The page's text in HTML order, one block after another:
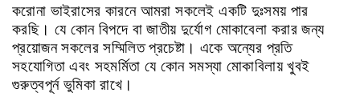
করোনা ভাইরাসের কারনে আমরা সকলেই একটি দুঃসময় পার
করছি। যে কোন বিপদে বা জাতীয় দুর্যোগ মোকাবেলা করার জন্য
প্রয়োজন সকলের সম্মিলিত প্রচেষ্টা। একে অন্যের প্রতি
সহযোগিতা এবং সহমর্মিতা যে কোন সমস্যা মোকাবিলায় খুবই
গুরুত্বপূর্ন ভুমিকা রাখে।